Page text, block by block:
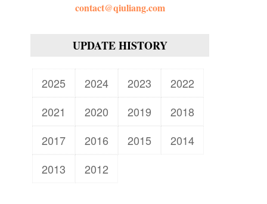
contact@qiuliang.com
UPDATE HISTORY
2025 2024 2023
2022
2021
2020 2019
2018
2017
2016 2015
2014
2013
2012